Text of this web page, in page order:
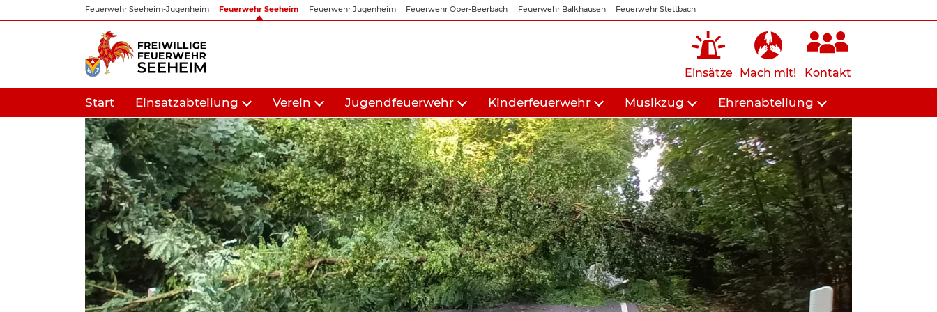
Inhalt
Feuerwehr Seeheim-Jugenheim Feuerwehr Seeheim Feuerwehr Jugenheim Feuerwehr Ober-Beerbach Feuerwehr Balkhausen Feuerwehr Stettbach
Einsätze Mach mit! Kontakt
Start Einsatzabteilung Verein Jugendfeuerwehr Kinderfeuerwehr Musikzug Ehrenabteilung